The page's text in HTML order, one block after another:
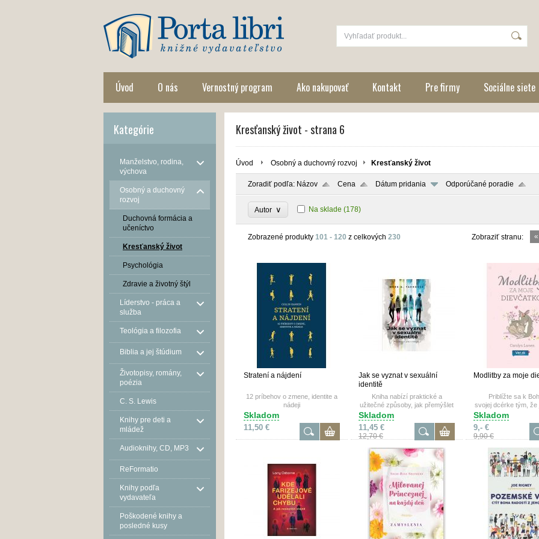
Úvod O nás Vernostný program Ako nakupovať Kontakt Pre firmy Sociálne siete
Kategórie
Manželstvo, rodina,
výchova
Osobný a duchovný
rozvoj
Duchovná formácia a
učeníctvo
Kresťanský život
Psychológia
Zdravie a životný štýl
Líderstvo - práca a
služba
Teológia a filozofia
Biblia a jej štúdium
Životopisy, romány,
poézia
C. S. Lewis
Knihy pre deti a
mládež
Audioknihy, CD, MP3
ReFormatio
Knihy podľa
vydavateľa
Poškodené knihy a
posledné kusy
Kresťanský život - strana 6
Úvod Osobný a duchovný rozvoj Kresťanský život
Zoradiť podľa: Názov Cena Dátum pridania Odporúčané poradie
Autor ∨ Na sklade (178)
Zobrazené produkty 101 - 120 z celkových 230 Zobraziť stranu: «
Stratení a nájdení
12 príbehov o zmene, identite a
nádeji
Skladom
11,50 €
Jak se vyznat v sexuální
identitě
Kniha nabízí praktické a
užitečné způsoby, jak přemýšlet
o homosexualitě a jak
mluvit identitě s lidmi, které
přitahuje stejné pohlaví.
Skladom
11,45 €
12,70 €
Modlitby za moje
Priblížte sa k
svojej dcérke tým, že
život budete
láskavých rúk Boha
Skladom
9,- €
9,90 €